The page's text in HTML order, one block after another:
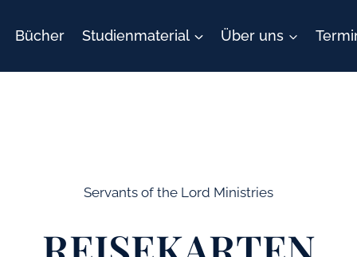
Bücher Studienmaterial Über uns
Servants of the Lord Ministries